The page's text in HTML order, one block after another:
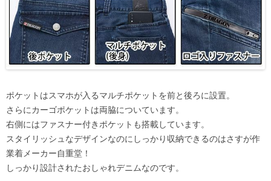
ポケットはスマホが入るマルチポケットを前と後ろに設置。
さらにカーゴポケットは両脇についています。
右側にはファスナー付きポケットも搭載しています。
スタイリッシュなデザインなのにしっかり収納できるのはさすが作
業着メーカー自重堂！
しっかり設計されたおしゃれデニムなのです。